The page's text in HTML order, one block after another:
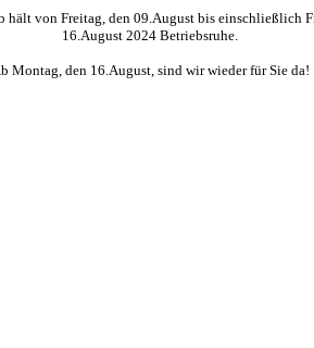
hält von Freitag, den 09.August bis einschließlich
16.August 2024 Betriebsruhe.
Montag, den 16.August, sind wir wieder für Sie da!